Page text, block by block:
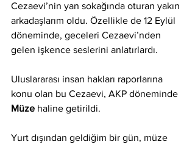
Cezaevi’nin yan sokağında oturan yakın
arkadaşlarım oldu. Özellikle de 12 Eylül
döneminde, geceleri Cezaevi’nden
gelen işkence seslerini anlatırlardı.
Uluslararası insan hakları raporlarına
konu olan bu Cezaevi, AKP döneminde
Müze haline getirildi.
Yurt dışından geldiğim bir gün, müze